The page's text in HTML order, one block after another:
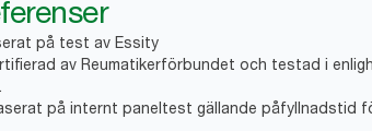
på test av Essity
av Reumatikerförbundet och testad i
på internt paneltest gällande påfyllnadstid